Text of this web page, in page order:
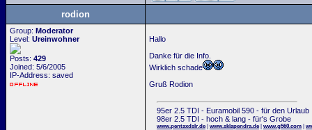
rodion
Group: Moderator
Level: Ureinwohner
Posts: 429
Joined: 5/6/2005
IP-Address: saved
Hallo
Danke für die Info.
Wirklich schade
Gruß Rodion
95er 2.5 TDI - Euramobil 590 - für den Urlaub
98er 2.5 TDI - hoch & lang - für's Grobe
www.pentaxdslr.de www.sklapendra.de www.g560.com